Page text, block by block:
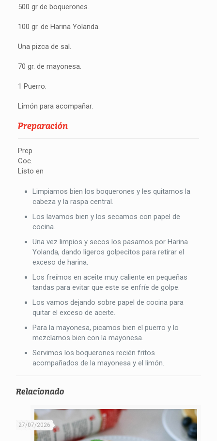
500 gr de boquerones.
100 gr. de Harina Yolanda.
Una pizca de sal.
70 gr. de mayonesa.
1 Puerro.
Limón para acompañar.
Preparación
Prep
Coc.
Listo en
Limpiamos bien los boquerones y les quitamos la
cabeza y la raspa central.
Los lavamos bien y los secamos con papel de
cocina.
Una vez limpios y secos los pasamos por Harina
Yolanda, dando ligeros golpecitos para retirar el
exceso de harina.
Los freímos en aceite muy caliente en pequeñas
tandas para evitar que este se enfríe de golpe.
Los vamos dejando sobre papel de cocina para
quitar el exceso de aceite.
Para la mayonesa, picamos bien el puerro y lo
mezclamos bien con la mayonesa.
Servimos los boquerones recién fritos
acompañados de la mayonesa y el limón.
Relacionado
27/07/2026